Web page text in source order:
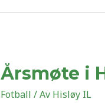
Årsmøte i
Fotball / Av Hisløy IL
Årsmøte
i
Hisøy